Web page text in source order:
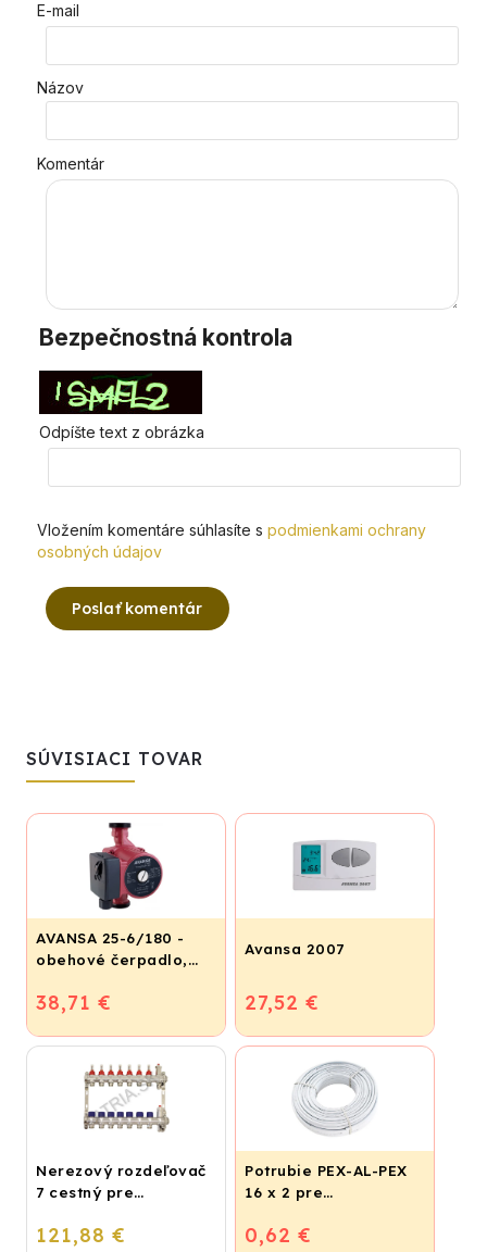
E-mail
Názov
Komentár
Bezpečnostná kontrola
Odpíšte text z obrázka
Vložením komentáre súhlasíte s podmienkami ochrany
osobných údajov
Poslať komentár
SÚVISIACI TOVAR
AVANSA 25-6/180 -
obehové čerpadlo,
38,71 €
Avansa 2007
27,52 €
Nerezový rozdeľovač
7 cestný pre
vykurovanie
121,88 €
Potrubie PEX-AL-PEX
16 x 2 pre
podlahové kúrenie a
0,62 €